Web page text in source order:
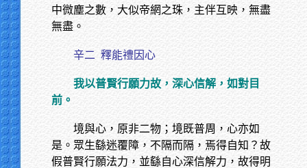
中微塵之數，大似帝網之珠，主伴互映，無盡
無盡。
辛二 釋能禮因心
我以普賢行願力故，深心信解，如對目
前。
境與心，原非二物；境既普周，心亦如
是。眾生繇迷覆障，不隔而隔，焉得自知？故
假普賢行願法力，並繇自心深信解力，故得明